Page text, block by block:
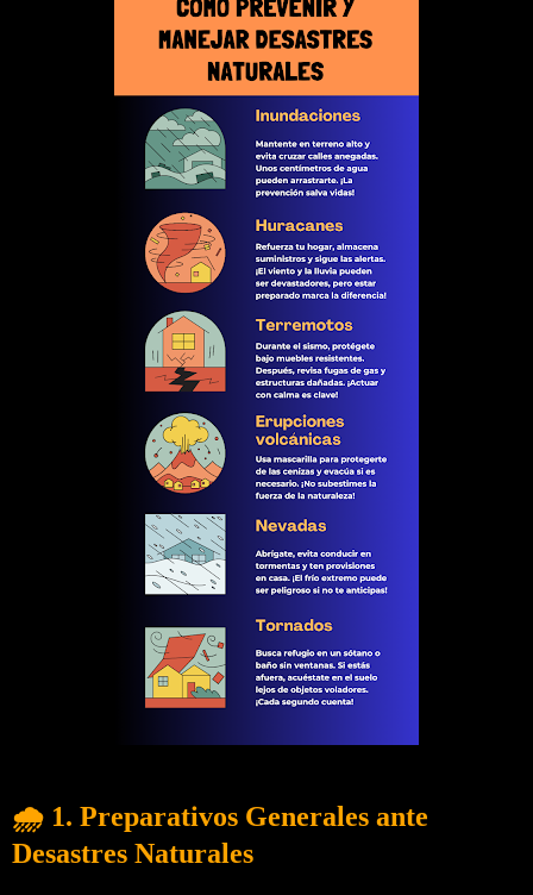
🌧️ 1. Preparativos Generales ante
Desastres Naturales